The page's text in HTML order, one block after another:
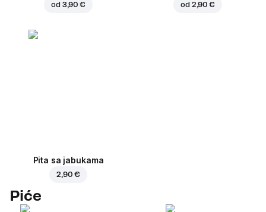
od 3,90 € od 2,90 €
Pita sa jabukama
2,90 €
Piće